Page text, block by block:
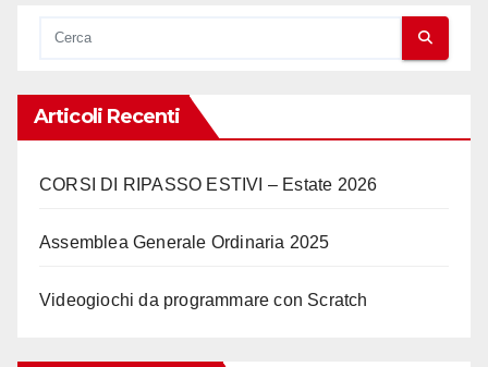
Articoli Recenti
CORSI DI RIPASSO ESTIVI – Estate 2026
Assemblea Generale Ordinaria 2025
Videogiochi da programmare con Scratch